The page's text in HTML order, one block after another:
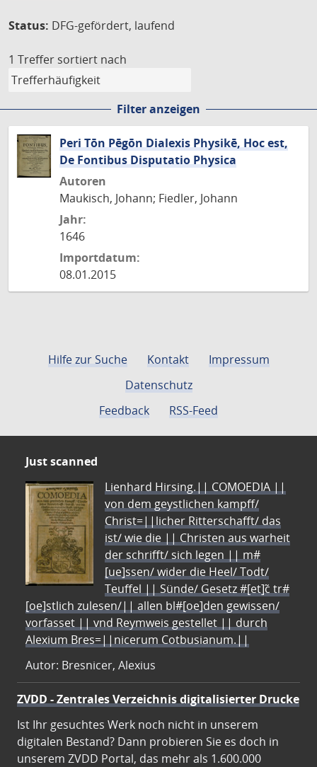
Status: DFG-gefördert, laufend
1 Treffer sortiert nach
Filter anzeigen
Peri Tōn Pēgōn Dialexis Physikē, Hoc est,
De Fontibus Disputatio Physica
Autoren
Maukisch, Johann; Fiedler, Johann
Jahr:
1646
Importdatum:
08.01.2015
Hilfe zur Suche Kontakt
Impressum
Datenschutz
Feedback
RSS-Feed
Just scanned
Lienhard Hirsing.|| COMOEDIA ||
von dem geystlichen kampff/
Christ=||licher Ritterschafft/ das
ist/ wie die || Christen aus warheit
der schrifft/ sich legen || m#
[ue]ssen/ wider die Heel/ Todt/
Teuffel || Sünde/ Gesetz #[et]c̃ tr#
[oe]stlich zulesen/|| allen bl#[oe]den gewissen/
vorfasset || vnd Reymweis gestellet || durch
Alexium Bres=||nicerum Cotbusianum.||
Autor: Bresnicer, Alexius
ZVDD - Zentrales Verzeichnis digitalisierter Drucke
Ist Ihr gesuchtes Werk noch nicht in unserem
digitalen Bestand? Dann probieren Sie es doch in
unserem ZVDD Portal, das mehr als 1.600.000